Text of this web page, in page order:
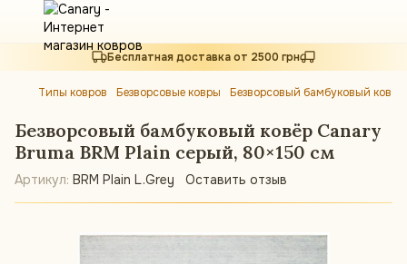
Бесплатная доставка от 2500 грн
Типы ковров Безворсовые ковры Безворсовый бамбуковый
Безворсовый бамбуковый ковёр Canary
Bruma BRM Plain серый, 80×150 см
Артикул: BRM Plain L.Grey Оставить отзыв